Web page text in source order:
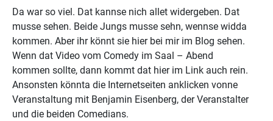
Da war so viel. Dat kannse nich allet widergeben. Dat
musse sehen. Beide Jungs musse sehn, wennse widda
kommen. Aber ihr könnt sie hier bei mir im Blog sehen.
Wenn dat Video vom Comedy im Saal – Abend
kommen sollte, dann kommt dat hier im Link auch rein.
Ansonsten könnta die Internetseiten anklicken vonne
Veranstaltung mit Benjamin Eisenberg, der Veranstalter
und die beiden Comedians.